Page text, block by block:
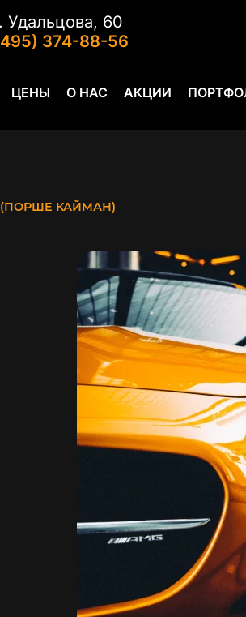
Удальцова, 60
374-88-56
ЦЕНЫ О НАС АКЦИИ
(ПОРШЕ КАЙМАН)